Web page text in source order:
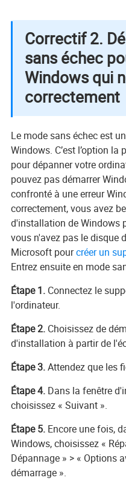
Correctif 2.
sans échec
Windows qui
correctement
Le mode sans échec est
Windows. C’est l’option
pour dépanner votre
pouvez pas démarrer
confronté à une erreur
correctement, vous avez
d'installation de Windows
vous n'avez pas le disque
Microsoft pourcréer un
Entrez ensuite en mode
Étape 1.Connectez le
l'ordinateur.
Étape 2.Choisissez de
d'installation à partir de
Étape 3.Attendez que les
Étape 4.Dans la fenêtre
choisissez « Suivant ».
Étape 5.Encore une fois,
Windows, choisissez «
Dépannage » > « Options
démarrage ».